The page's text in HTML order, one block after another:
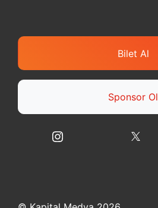
Bilet Al
Sponsor Ol